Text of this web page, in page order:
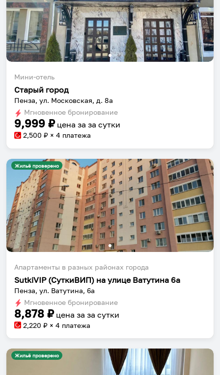
Мини-отель
Старый город
Пенза, ул. Московская, д. 8а
Мгновенное бронирование
9,999 ₽ цена за за сутки
2,500 ₽ × 4 платежа
Жильё проверено
Апартаменты в разных районах города
SutkiVIP (СуткиВИП) на улице Ватутина 6а
Пенза, ул. Ватутина, 6а
Мгновенное бронирование
8,878 ₽ цена за за сутки
2,220 ₽ × 4 платежа
Жильё проверено